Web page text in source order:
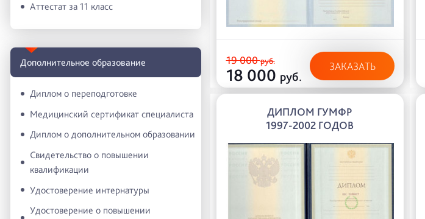
Аттестат за 11 класс
Дополнительное образование
Диплом о переподготовке
Медицинский сертификат специалиста
Диплом о дополнительном образовании
Свидетельство о повышении
квалификации
Удостоверение интернатуры
Удостоверение о повышении
19 000руб.
18 000 руб.
ЗАКАЗАТЬ
ДИПЛОМ ГУМФР
1997-2002 ГОДОВ